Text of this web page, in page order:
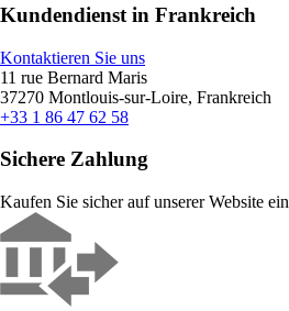
Kundendienst in Frankreich
Kontaktieren Sie uns
11 rue Bernard Maris
37270 Montlouis-sur-Loire, Frankreich
+33 1 86 47 62 58
Sichere Zahlung
Kaufen Sie sicher auf unserer Website ein